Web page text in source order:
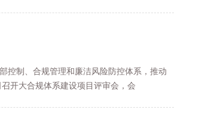
控制、合规管理和廉洁风险防控体系，推动
开大合规体系建设项目评审会，会